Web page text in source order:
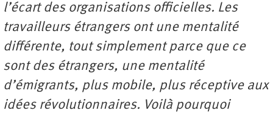
l’écart des organisations officielles. Les
travailleurs étrangers ont une mentalité
différente, tout simplement parce que ce
sont des étrangers, une mentalité
d’émigrants, plus mobile, plus réceptive aux
idées révolutionnaires. Voilà pourquoi